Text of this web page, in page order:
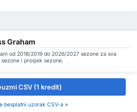
Graham
od 2018/2019 do 2026/2027 sezone za sva
i prosjek sezone.
CSV (1 kredit)
besplatni uzorak CSV-a »